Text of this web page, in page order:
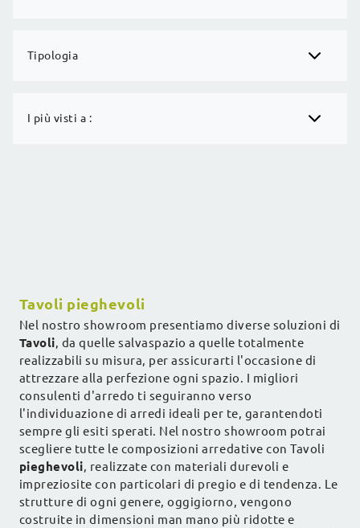
Tipologia
I più visti a :
Tavoli pieghevoli
Nel nostro showroom presentiamo diverse soluzioni di
Tavoli, da quelle salvaspazio a quelle totalmente
realizzabili su misura, per assicurarti l'occasione di
attrezzare alla perfezione ogni spazio. I migliori
consulenti d'arredo ti seguiranno verso
l'individuazione di arredi ideali per te, garantendoti
sempre gli esiti sperati. Nel nostro showroom potrai
scegliere tutte le composizioni arredative con Tavoli
pieghevoli, realizzate con materiali durevoli e
impreziosite con particolari di pregio e di tendenza. Le
strutture di ogni genere, oggigiorno, vengono
costruite in dimensioni man mano più ridotte e